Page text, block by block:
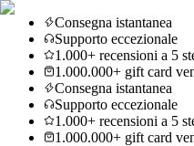
Consegna istantanea
Supporto eccezionale
1.000+ recensioni a 5
1.000.000+ gift card
Consegna istantanea
Supporto eccezionale
1.000+ recensioni a 5
1.000.000+ gift card